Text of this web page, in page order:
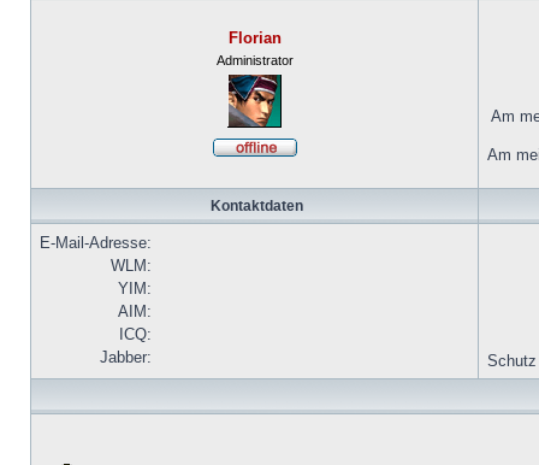
Florian
Administrator
Am
Am
Kontaktdaten
E-Mail-Adresse:
WLM:
YIM:
AIM:
ICQ:
Jabber:
Schutz